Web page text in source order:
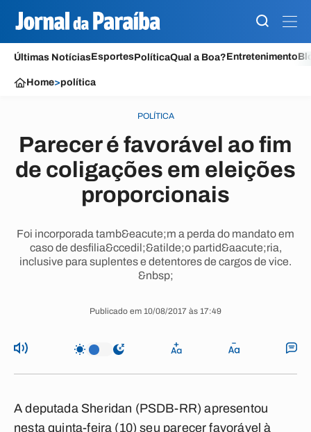
Últimas NotíciasEsportesPolíticaQual a Boa?Entretenimento
Home>política
POLÍTICA
Parecer é favorável ao fim
de coligações em eleições
proporcionais
Foi incorporada tamb&eacute;m a perda do mandato em
caso de desfilia&ccedil;&atilde;o partid&aacute;ria,
inclusive para suplentes e detentores de cargos de vice.
&nbsp;
Publicado em 10/08/2017 às 17:49
A deputada Sheridan (PSDB-RR) apresentou
nesta quinta-feira (10) seu parecer favorável à